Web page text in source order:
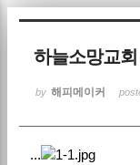
하늘소망교
by 해피메이커
...